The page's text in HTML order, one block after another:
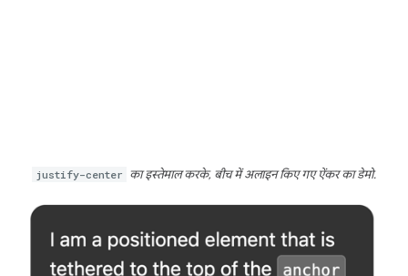
justify-center का इस्तेमाल करके, बीच में अलाइन किए गए ऐंकर का डेमो.